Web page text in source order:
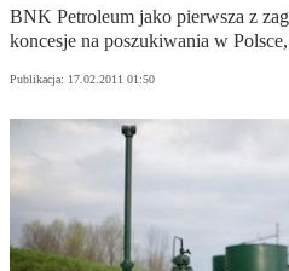
BNK Petroleum jako pierwsza z
koncesje na poszukiwania w
Publikacja: 17.02.2011 01:50